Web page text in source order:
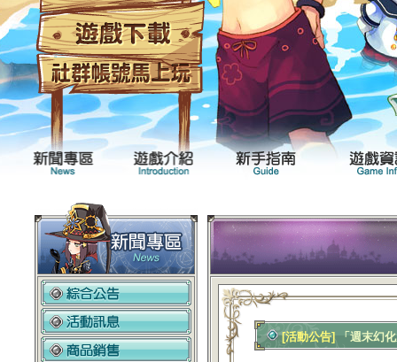
新聞專區 遊戲介紹
遊
社
[活動公告] 「週末幻